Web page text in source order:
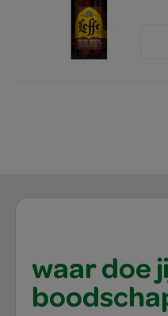
waar doe